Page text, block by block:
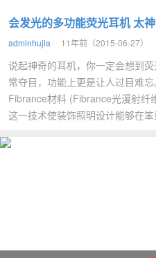
会发光的多功能荧光耳机 太
adminhujia 11年前（2015-06-27）
说起神奇的耳机，你一定会想到
常夺目，功能上更是让人过目难
Fibrance材料 (Fibrance光漫射纤
这一技术使装饰照明设计能够在